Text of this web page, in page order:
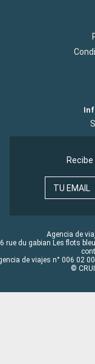
TU EMAIL
Agencia de
rue du gabian Les flots
de viajes n° 006 02
©